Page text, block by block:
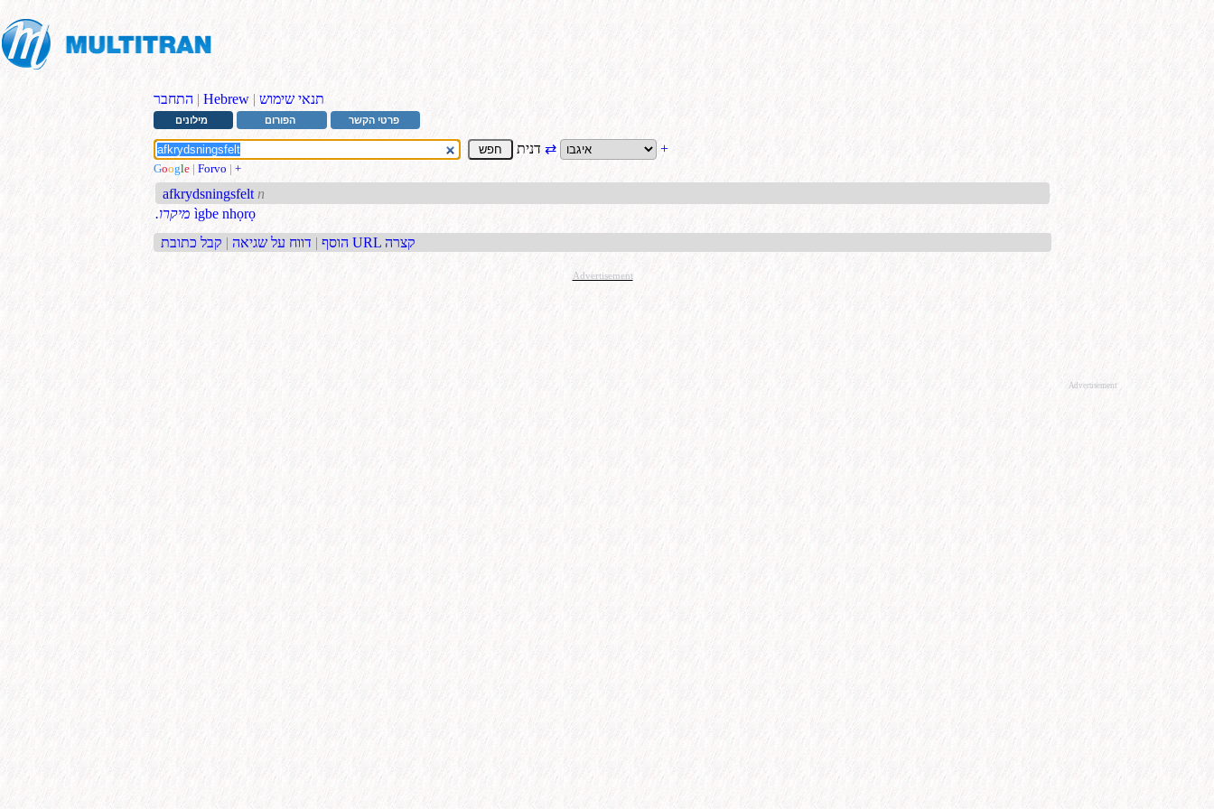
התחבר | Hebrew | תנאי שימוש
מילונים הפורום פרטי הקשר
⇄ +
Google | Forvo | +
afkrydsningsfelt n
.מיקרו ìgbe nhọrọ
הוסף | דווח על שגיאה | קבל כתובת URL קצרה
Advertisement
Advertisement